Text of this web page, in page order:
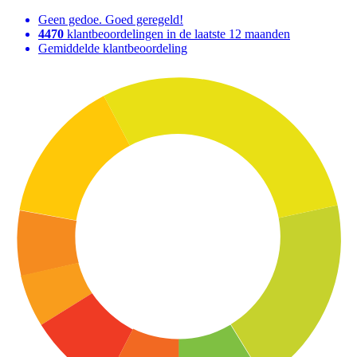
Geen gedoe. Goed geregeld!
4470 klantbeoordelingen in de laatste 12 maanden
Gemiddelde klantbeoordeling